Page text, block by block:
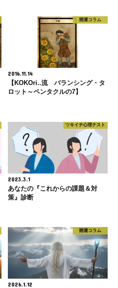
開運コラム
2016.11.14
【KOKOri..流 バランシング・タ
ロット～ペンタクルの7】
ツキイチ心理テスト
2023.3.1
あなたの『これからの課題＆対
策』診断
開運コラム
2026.1.12